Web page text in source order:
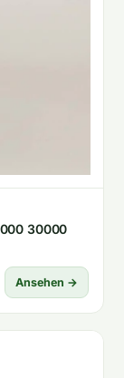
30000
Ansehen →